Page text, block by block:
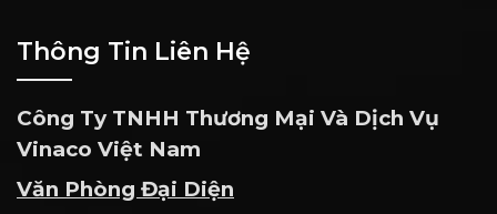
Thông Tin Liên Hệ
Công Ty TNHH Thương Mại Và Dịch Vụ
Vinaco Việt Nam
Văn Phòng Đại Diện